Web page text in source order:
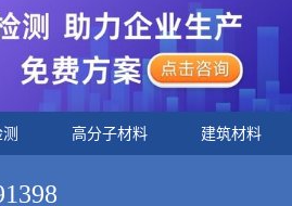
高分子材料
建筑材料